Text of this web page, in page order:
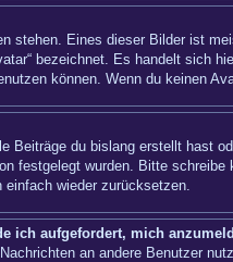
stehen. Eines dieser Bilder ist
bezeichnet. Es handelt sich
können. Wenn du keinen
Beiträge du bislang erstellt hast
festgelegt wurden. Bitte
einfach wieder zurücksetzen.
ich aufgefordert, mich
an andere Benutzer